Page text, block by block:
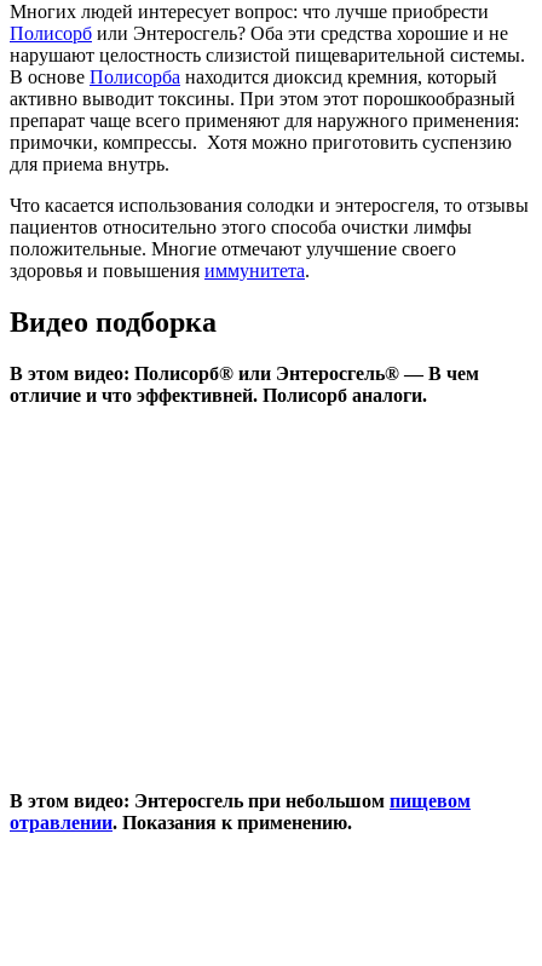
Многих людей интересует вопрос: что лучше приобрести
Полисорб или Энтеросгель? Оба эти средства хорошие и не
нарушают целостность слизистой пищеварительной системы.
В основе Полисорба находится диоксид кремния, который
активно выводит токсины. При этом этот порошкообразный
препарат чаще всего применяют для наружного применения:
примочки, компрессы. Хотя можно приготовить суспензию
для приема внутрь.
Что касается использования солодки и энтеросгеля, то отзывы
пациентов относительно этого способа очистки лимфы
положительные. Многие отмечают улучшение своего
здоровья и повышения иммунитета.
Видео подборка
В этом видео: Полисорб® или Энтеросгель® — В чем
отличие и что эффективней. Полисорб аналоги.
В этом видео: Энтеросгель при небольшом пищевом
отравлении. Показания к применению.